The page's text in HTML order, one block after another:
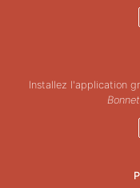
Installez l'application